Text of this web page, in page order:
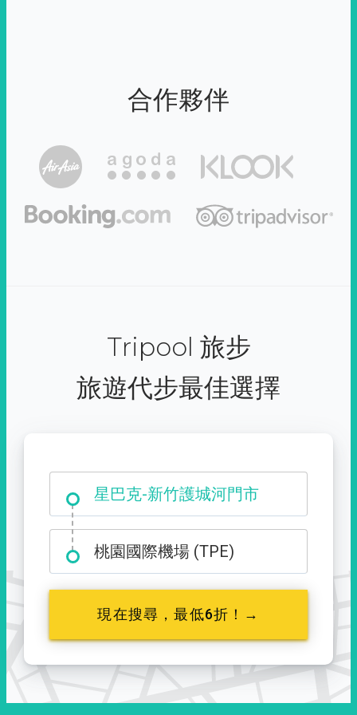
合作夥伴
Tripool 旅步
旅遊代步最佳選擇
星巴克-新竹護城河門市
大霸尖山登山口
桃園國際機場 (TPE)
現在搜尋，最低6折！→